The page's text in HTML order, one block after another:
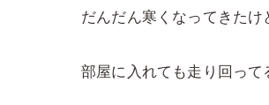
だんだん寒くなってきた
部屋に入れても走り回って